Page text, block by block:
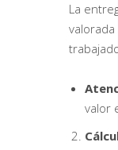
La
valor